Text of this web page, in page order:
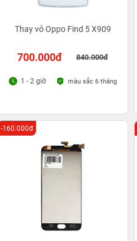
Thay vỏ Oppo Find 5 X909
700.000đ 840.000đ
1 - 2 giờ màu sắc 6 tháng
-160.000đ